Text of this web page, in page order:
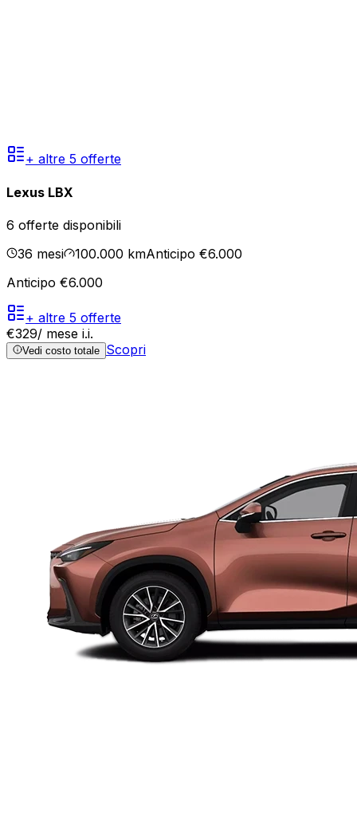
+ altre 5 offerte
Lexus LBX
6 offerte disponibili
36 mesi 100.000 kmAnticipo €6.000
Anticipo €6.000
+ altre 5 offerte
€329/ mese i.i.
Vedi costo totale Scopri